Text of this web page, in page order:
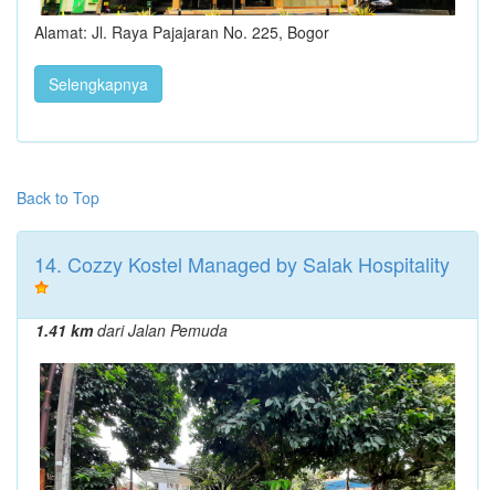
Alamat: Jl. Raya Pajajaran No. 225, Bogor
Selengkapnya
Back to Top
14. Cozzy Kostel Managed by Salak Hospitality
1.41 kmdari Jalan Pemuda